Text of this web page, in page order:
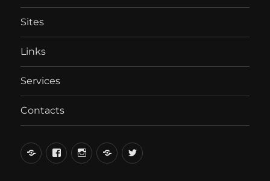
Sites
Links
Services
Contacts
вКонтакте
FacebookInstagramLiveJournal
Twitter